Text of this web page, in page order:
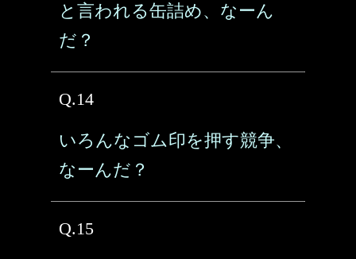
と言われる缶詰め、なーん
だ？
Q.14
いろんなゴム印を押す競争、
なーんだ？
Q.15